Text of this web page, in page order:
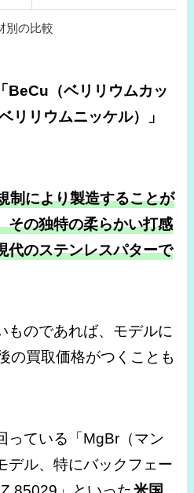
別の比較
「BeCu（ベリリウムカッ
リリウムニッケル）」
制により製造することが
その独特の柔らかい打感
代のステンレスパターで
ものであれば、モデルに
の買取価格がつくことも
っている「MgBr（マン
デル、特にバックフェー